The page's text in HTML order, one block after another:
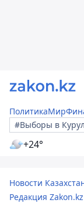
ПолитикаМир
#Выборы в
+24°
Новости
Редакция Zakon.kz